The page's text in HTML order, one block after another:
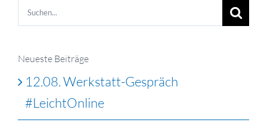
Suche
nach:
Neueste Beiträge
12.08. Werkstatt-Gespräch
#LeichtOnline